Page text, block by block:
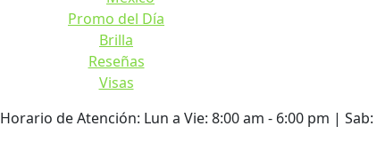
Promo del Día
Brilla
Reseñas
Visas
Horario de Atención: Lun a Vie: 8:00 am - 6:00 pm |